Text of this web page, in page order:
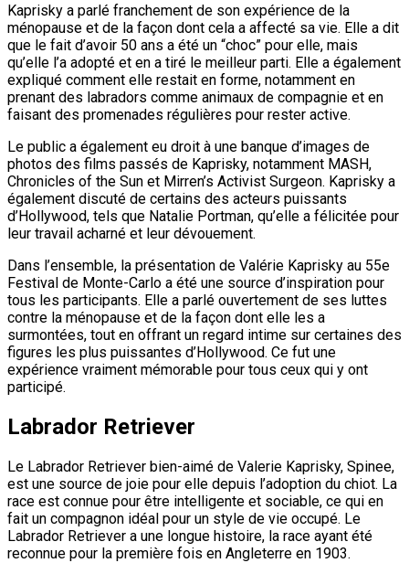
Kaprisky a parlé franchement de son expérience de la
ménopause et de la façon dont cela a affecté sa vie. Elle a dit
que le fait d’avoir 50 ans a été un “choc” pour elle, mais
qu’elle l’a adopté et en a tiré le meilleur parti. Elle a également
expliqué comment elle restait en forme, notamment en
prenant des labradors comme animaux de compagnie et en
faisant des promenades régulières pour rester active.
Le public a également eu droit à une banque d’images de
photos des films passés de Kaprisky, notamment MASH,
Chronicles of the Sun et Mirren’s Activist Surgeon. Kaprisky a
également discuté de certains des acteurs puissants
d’Hollywood, tels que Natalie Portman, qu’elle a félicitée pour
leur travail acharné et leur dévouement.
Dans l’ensemble, la présentation de Valérie Kaprisky au 55e
Festival de Monte-Carlo a été une source d’inspiration pour
tous les participants. Elle a parlé ouvertement de ses luttes
contre la ménopause et de la façon dont elle les a
surmontées, tout en offrant un regard intime sur certaines des
figures les plus puissantes d’Hollywood. Ce fut une
expérience vraiment mémorable pour tous ceux qui y ont
participé.
Labrador Retriever
Le Labrador Retriever bien-aimé de Valerie Kaprisky, Spinee,
est une source de joie pour elle depuis l’adoption du chiot. La
race est connue pour être intelligente et sociable, ce qui en
fait un compagnon idéal pour un style de vie occupé. Le
Labrador Retriever a une longue histoire, la race ayant été
reconnue pour la première fois en Angleterre en 1903.